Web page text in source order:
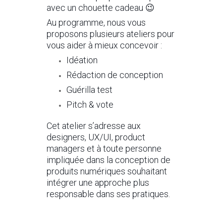
avec un chouette cadeau 😉
Au programme, nous vous
proposons plusieurs ateliers pour
vous aider à mieux concevoir :
Idéation
Rédaction de conception
Guérilla test
Pitch & vote
Cet atelier s’adresse aux
designers, UX/UI, product
managers et à toute personne
impliquée dans la conception de
produits numériques souhaitant
intégrer une approche plus
responsable dans ses pratiques.